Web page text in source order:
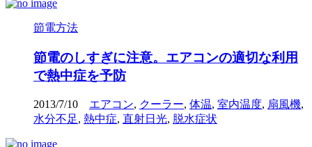
節電方法
節電のしすぎに注意。エアコンの適切な利用
で熱中症を予防
2013/7/10 エアコン, クーラー, 体温, 室内温度, 扇風機,
水分不足, 熱中症, 直射日光, 脱水症状